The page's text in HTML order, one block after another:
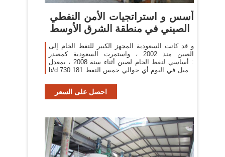
أسس و استراتجيات الأمن النفطي
الصيني في منطقة الشرق الأوسط
و قد كانت السعودية المجهز الكبير للنفط الخام إلى
الصين منذ 2002 ، واستمرت السعودية كمصدر
أساسي لنفط الخام لصين أثناء سنة 2008 ، بمعدل :
b/d 730.181 برميل في اليوم أي حوالي خمس النفط
احصل على السعر